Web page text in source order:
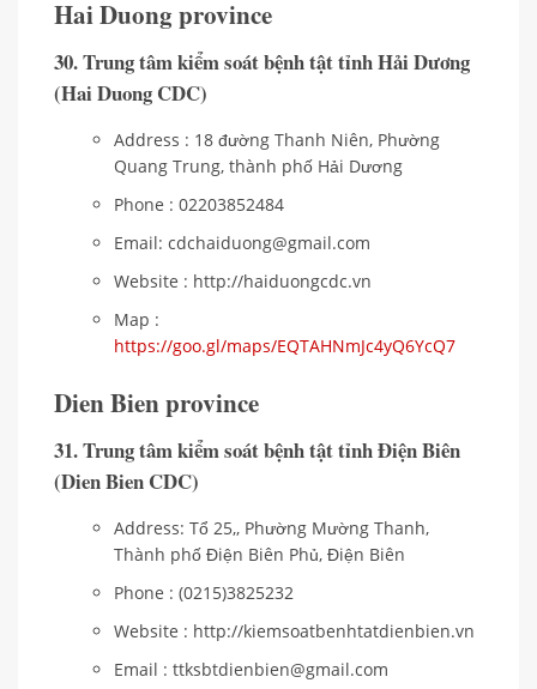
Hai Duong province
30. Trung tâm kiểm soát bệnh tật tỉnh Hải Dương
(Hai Duong CDC)
Address : 18 đường Thanh Niên, Phường
Quang Trung, thành phố Hải Dương
Phone : 02203852484
Email: cdchaiduong@gmail.com
Website : http://haiduongcdc.vn
Map :
https://goo.gl/maps/EQTAHNmJc4yQ6YcQ7
Dien Bien province
31. Trung tâm kiểm soát bệnh tật tỉnh Điện Biên
(Dien Bien CDC)
Address: Tổ 25,, Phường Mường Thanh,
Thành phố Điện Biên Phủ, Điện Biên
Phone : (0215)3825232
Website : http://kiemsoatbenhtatdienbien.vn
Email : ttksbtdienbien@gmail.com